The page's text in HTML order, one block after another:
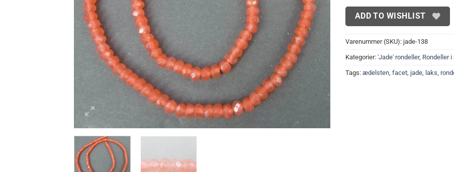
ADD TO WISHLIST
Varenummer (SKU): jade-138
Kategorier: 'Jade' rondeller, Rondeller i
Tags: ædelsten, facet, jade, laks,